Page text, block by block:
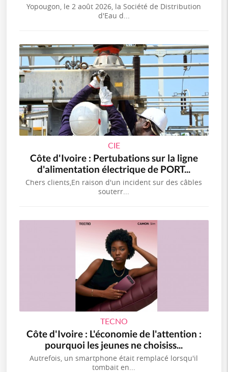
Yopougon, le 2 août 2026, la Société de Distribution
d'Eau d...
CIE
Côte d'Ivoire : Pertubations sur la ligne
d'alimentation électrique de PORT...
Chers clients,En raison d'un incident sur des câbles
souterr...
TECNO
Côte d'Ivoire : L'économie de l'attention :
pourquoi les jeunes ne choisiss...
Autrefois, un smartphone était remplacé lorsqu'il
tombait en...